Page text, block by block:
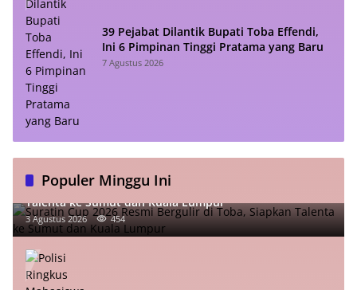
39 Pejabat Dilantik Bupati Toba Effendi,
Ini 6 Pimpinan Tinggi Pratama yang Baru
7 Agustus 2026
Populer Minggu Ini
Suratin Cup 2026 Resmi Bergulir di Toba, Siapkan
Talenta ke Sumut dan Kuala Lumpur
3 Agustus 2026 454